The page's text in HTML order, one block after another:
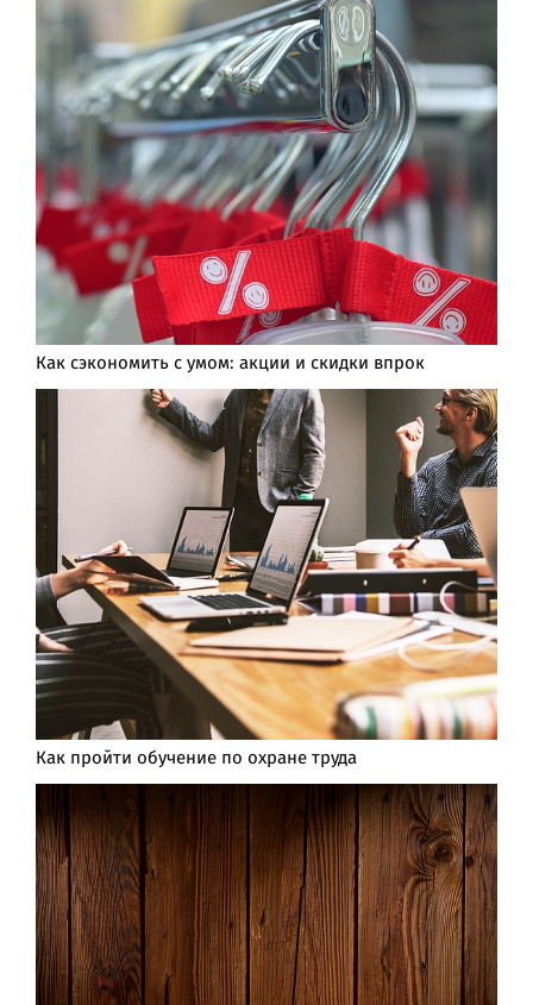
Как сэкономить с умом: акции и скидки впрок
Как пройти обучение по охране труда